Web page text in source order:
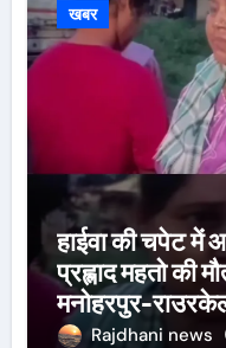
खबर
हाईवा की चपेट में
प्रह्लाद महतो की
मनोहरपुर-
Rajdhani news